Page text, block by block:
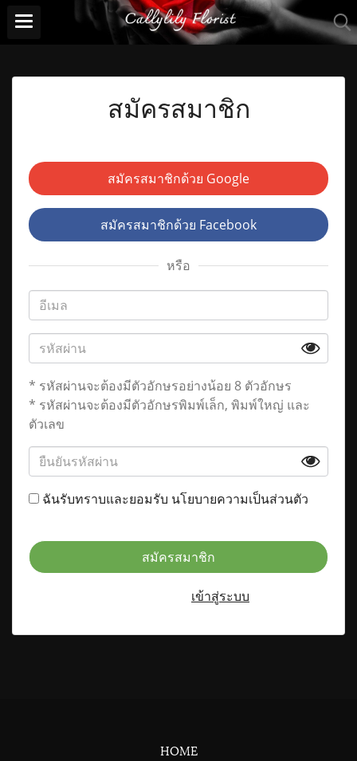
สมัครสมาชิก
สมัครสมาชิกด้วย Google
สมัครสมาชิกด้วย Facebook
หรือ
* รหัสผ่านจะต้องมีตัวอักษรอย่างน้อย 8 ตัวอักษร
* รหัสผ่านจะต้องมีตัวอักษรพิมพ์เล็ก, พิมพ์ใหญ่ และ
ตัวเลข
ฉันรับทราบและยอมรับ นโยบายความเป็นส่วนตัว
สมัครสมาชิก
เข้าสู่ระบบ
HOME